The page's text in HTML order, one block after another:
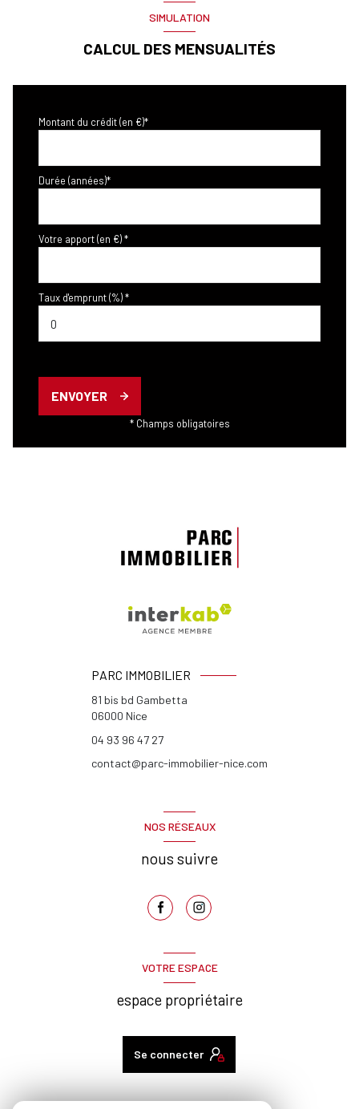
SIMULATION
CALCUL DES MENSUALITÉS
Montant du crédit (en €)*
Durée (années)*
Votre apport (en €) *
Taux d'emprunt (%) *
ENVOYER
* Champs obligatoires
PARC IMMOBILIER
81 bis bd Gambetta
06000 Nice
04 93 96 47 27
contact@parc-immobilier-nice.com
NOS RÉSEAUX
nous suivre
VOTRE ESPACE
espace propriétaire
Se connecter